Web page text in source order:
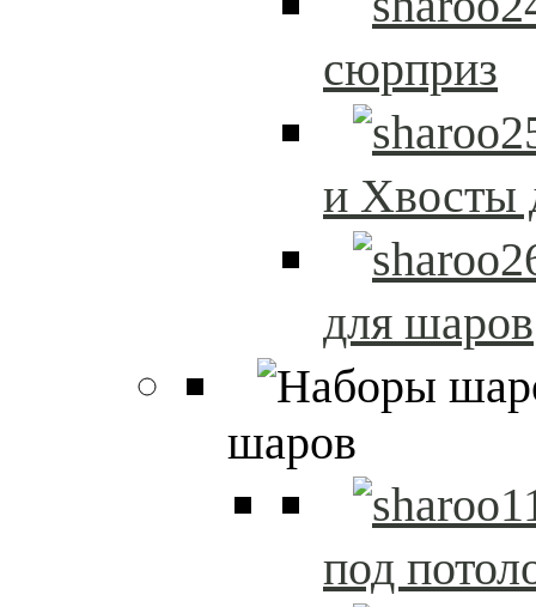
сюрприз
и Хвосты
для шаров
шаров
под